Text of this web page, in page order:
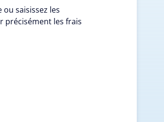
saisissez les
précisément les frais